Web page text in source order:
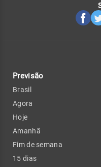
Previsão
Brasil
Agora
Hoje
Amanhã
Fim de semana
15 dias